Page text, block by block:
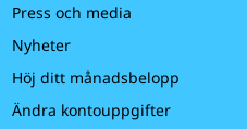
Press och media
Nyheter
Höj ditt månadsbelopp
Ändra kontouppgifter